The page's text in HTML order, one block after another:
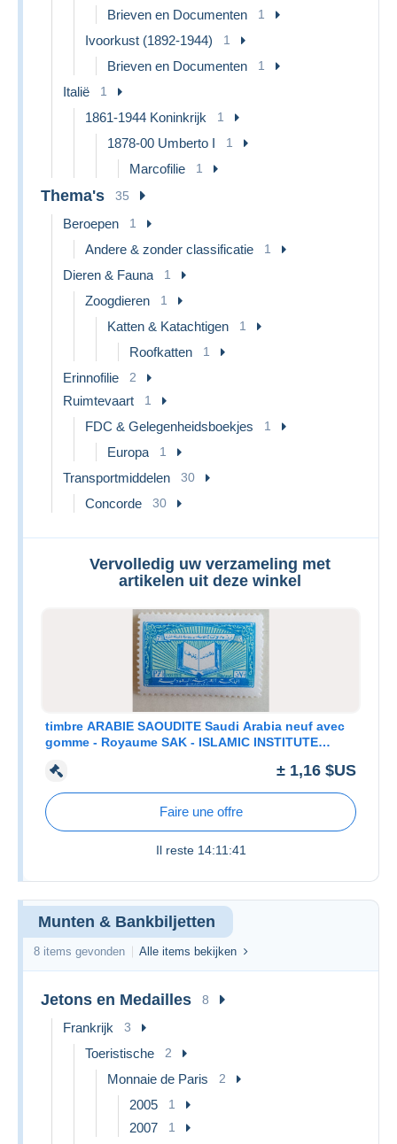
Brieven en Documenten 1
Ivoorkust (1892-1944) 1
Brieven en Documenten 1
Italië 1
1861-1944 Koninkrijk 1
1878-00 Umberto I 1
Marcofilie 1
Thema's 35
Beroepen 1
Andere & zonder classificatie 1
Dieren & Fauna 1
Zoogdieren 1
Katten & Katachtigen 1
Roofkatten 1
Erinnofilie 2
Ruimtevaart 1
FDC & Gelegenheidsboekjes 1
Europa 1
Transportmiddelen 30
Concorde 30
Vervolledig uw verzameling met
artikelen uit deze winkel
timbre ARABIE SAOUDITE Saudi Arabia neuf avec
gomme - Royaume SAK - ISLAMIC INSTITUTE
± 1,16 $US
Faire une offre
Il reste 14:11:41
Munten & Bankbiljetten
8 items gevonden Alle items bekijken
Jetons en Medailles 8
Frankrijk 3
Toeristische 2
Monnaie de Paris 2
2005 1
2007 1